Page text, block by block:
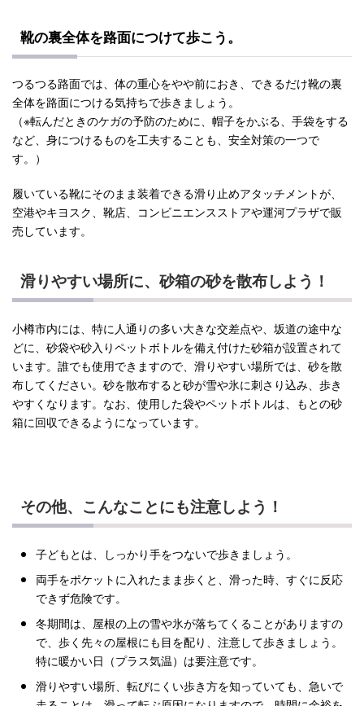
靴の裏全体を路面につけて歩こう。
つるつる路面では、体の重心をやや前におき、できるだけ靴の裏
全体を路面につける気持ちで歩きましょう。
（※転んだときのケガの予防のために、帽子をかぶる、手袋をする
など、身につけるものを工夫することも、安全対策の一つで
す。）
履いている靴にそのまま装着できる滑り止めアタッチメントが、
空港やキヨスク、靴店、コンビニエンスストアや運河プラザで販
売しています。
滑りやすい場所に、砂箱の砂を散布しよう！
小樽市内には、特に人通りの多い大きな交差点や、坂道の途中な
どに、砂袋や砂入りペットボトルを備え付けた砂箱が設置されて
います。誰でも使用できますので、滑りやすい場所では、砂を散
布してください。砂を散布すると砂が雪や氷に刺さり込み、歩き
やすくなります。なお、使用した袋やペットボトルは、もとの砂
箱に回収できるようになっています。
その他、こんなことにも注意しよう！
子どもとは、しっかり手をつないで歩きましょう。
両手をポケットに入れたまま歩くと、滑った時、すぐに反応
できず危険です。
冬期間は、屋根の上の雪や氷が落ちてくることがありますの
で、歩く先々の屋根にも目を配り、注意して歩きましょう。
特に暖かい日（プラス気温）は要注意です。
滑りやすい場所、転びにくい歩き方を知っていても、急いで